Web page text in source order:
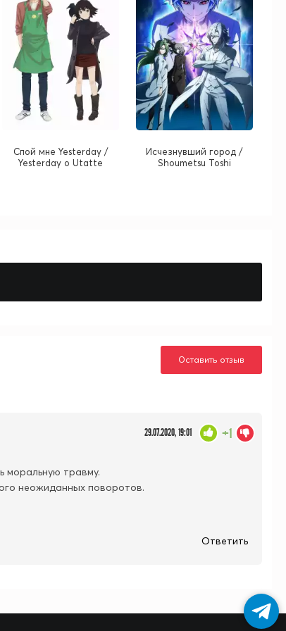
Спой мне Yesterday /
Yesterday o Utatte
Исчезнувший город /
Shoumetsu Toshi
Оставить отзыв
29.07.2020, 19:01
моральную травму.
неожиданных поворотов.
+1
Ответить